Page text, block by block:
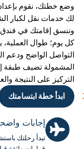
وضع خطتك، نقوم
لك خدمات نقل لكبار
وننسق إقامتك في
كل يوم؛ طوال
التواصل الواضح ودعم
المشمولة تضيف طبقة
التركيز على النتيجة
ابدأ خطة ابتسامتك
إجابات
تبدأ رحلتك